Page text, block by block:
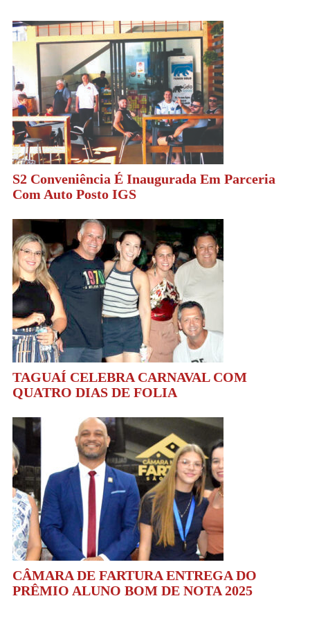
S2 Conveniência É Inaugurada Em Parceria
Com Auto Posto IGS
TAGUAÍ CELEBRA CARNAVAL COM
QUATRO DIAS DE FOLIA
CÂMARA DE FARTURA ENTREGA DO
PRÊMIO ALUNO BOM DE NOTA 2025